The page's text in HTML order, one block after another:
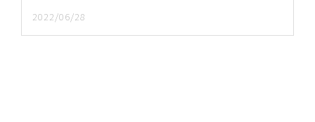
2022/06/28